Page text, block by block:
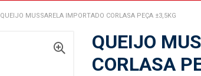
QUEIJO MUSSARELA IMPORTADO CORLASA PEÇA ±3,5KG
QUEIJO
CORLASA